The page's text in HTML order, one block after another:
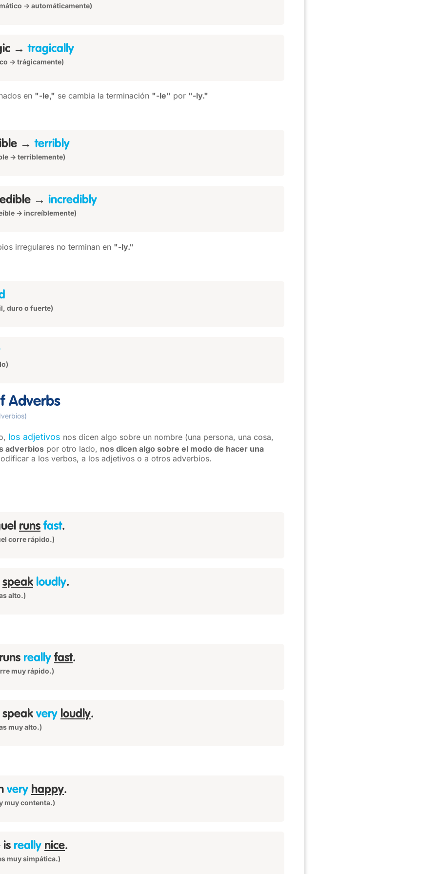
→ automáticamente)
→tragically
→ trágicamente)
en "-le," se cambia la terminación "-le" por "-ly."
→terribly
→ terriblemente)
→ incredibly
→ increíblemente)
irregulares no terminan en "-ly."
duro o fuerte)
Adverbs
los adjetivos nos dicen algo sobre un nombre (una persona, una cosa,
adverbios por otro lado, nos dicen algo sobre el modo de hacer una
a los verbos, a los adjetivos o a otros adverbios.
runs fast.
corre rápido.)
speak loudly.
alto.)
really fast.
muy rápido.)
speak very loudly.
muy alto.)
very happy.
muy contenta.)
is really nice.
muy simpática.)